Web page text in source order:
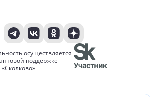
осуществляется
поддержке